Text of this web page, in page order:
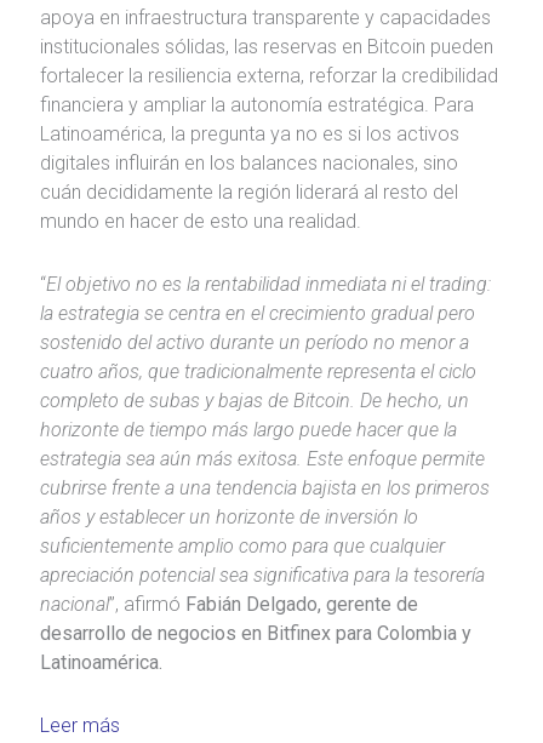
apoya en infraestructura transparente y capacidades
institucionales sólidas, las reservas en Bitcoin pueden
fortalecer la resiliencia externa, reforzar la credibilidad
financiera y ampliar la autonomía estratégica. Para
Latinoamérica, la pregunta ya no es si los activos
digitales influirán en los balances nacionales, sino
cuán decididamente la región liderará al resto del
mundo en hacer de esto una realidad.
“El objetivo no es la rentabilidad inmediata ni el trading:
la estrategia se centra en el crecimiento gradual pero
sostenido del activo durante un período no menor a
cuatro años, que tradicionalmente representa el ciclo
completo de subas y bajas de Bitcoin. De hecho, un
horizonte de tiempo más largo puede hacer que la
estrategia sea aún más exitosa. Este enfoque permite
cubrirse frente a una tendencia bajista en los primeros
años y establecer un horizonte de inversión lo
suficientemente amplio como para que cualquier
apreciación potencial sea significativa para la tesorería
nacional”, afirmó Fabián Delgado, gerente de
desarrollo de negocios en Bitfinex para Colombia y
Latinoamérica.
Leer más